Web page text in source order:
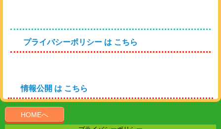
プライバシーポリシー は こちら
情報公開 は こちら
HOMEへ